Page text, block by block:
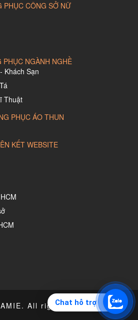
PHỤC CÔNG SỞ NỮ
PHỤC NGÀNH NGHỀ
Khách Sạn
Thuật
PHỤC ÁO THUN
KẾT WEBSITE
All rights reserved
Chat hỗ trợ